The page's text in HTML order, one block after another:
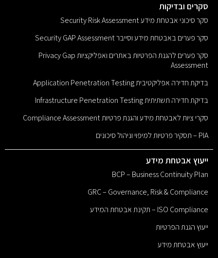
סקרים ובדיקות
סקר סיכוני אבטחת מידע Security Risk Assessment
סקר פערים באבטחת מידע וסייבר Security GAP Assessment
סקר פערים להגנת הפרטיות באתרים ואפליקציות Privacy Gap
Assessment
בדיקת חדירה אפליקטיבית Application Penetration Testing
בדיקת חדירה תשתיתית Infrastructure Penetration Testing
סקרי ציות לאבטחת מידע והגנת פרטיות Compliance Assessment
PIA – תסקיר פרטיות למיפוי וניהול סיכונים
ייעוץ אבטחת מידע
BCP – Business Continuity Plan
GRC – Governance, Risk & Compliance
ISO Compliance – תקינת אבטחת המידע
ייעוץ הגנת הפרטיות
ייעוץ אבטחת מידע